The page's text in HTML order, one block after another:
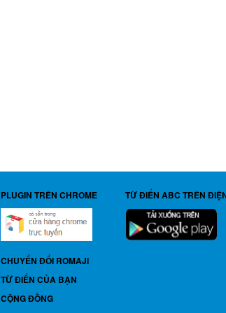
PLUGIN TRÊN CHROME TỪ ĐIỂN ABC TRÊN
CHUYỂN ĐỔI ROMAJI
TỪ ĐIỂN CỦA BẠN
CỘNG ĐỒNG